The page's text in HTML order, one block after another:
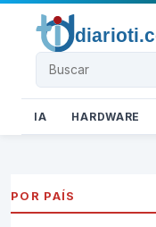
Buscar
IA HARDWARE
POR PAÍS